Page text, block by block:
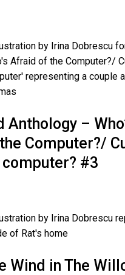
Anthology –
Computer?/
#3
Wind in The